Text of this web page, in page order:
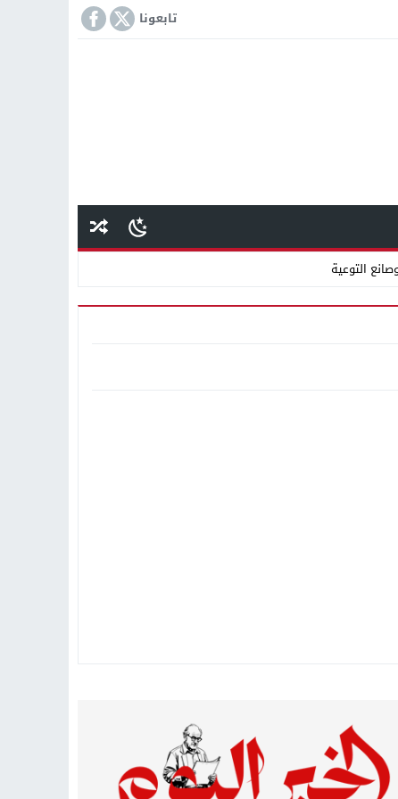
تابعونا
التوعية
بأموال “مستريح مغاغة”
سودانية